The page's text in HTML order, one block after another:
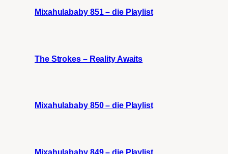
Mixahulababy 851 – die Playlist
The Strokes – Reality Awaits
Mixahulababy 850 – die Playlist
Mixahulababy 849 – die Playlist